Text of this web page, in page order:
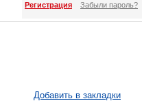
Регистрация Забыли пароль?
Добавить в закладки